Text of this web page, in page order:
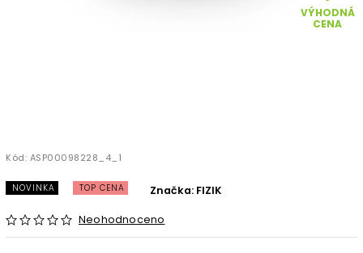
VÝHODNÁ
CENA
Kód: ASP00098228_4_1
NOVINKA TOP CENA
Neohodnoceno
Značka: FIZIK